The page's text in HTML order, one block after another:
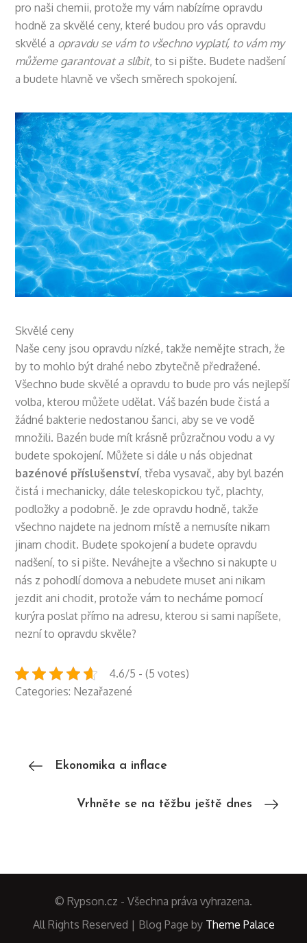
pro naši chemii, protože my vám nabízíme opravdu
hodně za skvělé ceny, které budou pro vás opravdu
skvělé a opravdu se vám to všechno vyplatí, to vám my
můžeme garantovat a slíbit, to si pište. Budete nadšení
a budete hlavně ve všech směrech spokojení.
Skvělé ceny
Naše ceny jsou opravdu nízké, takže nemějte strach, že
by to mohlo být drahé nebo zbytečně předražené.
Všechno bude skvělé a opravdu to bude pro vás nejlepší
volba, kterou můžete udělat. Váš bazén bude čistá a
žádné bakterie nedostanou šanci, aby se ve vodě
množili. Bazén bude mít krásně průzračnou vodu a vy
budete spokojení. Můžete si dále u nás objednat
bazénové příslušenství, třeba vysavač, aby byl bazén
čistá i mechanicky, dále teleskopickou tyč, plachty,
podložky a podobně. Je zde opravdu hodně, takže
všechno najdete na jednom místě a nemusíte nikam
jinam chodit. Budete spokojení a budete opravdu
nadšení, to si pište. Neváhejte a všechno si nakupte u
nás z pohodlí domova a nebudete muset ani nikam
jezdit ani chodit, protože vám to necháme pomocí
kurýra poslat přímo na adresu, kterou si sami napíšete,
nezní to opravdu skvěle?
4.6/5 - (5 votes)
Categories: Nezařazené
Navigace
Ekonomika a inflace
Vrhněte se na těžbu ještě dnes
© Rypson.cz - Všechna práva vyhrazena.
All Rights Reserved | Blog Page by Theme Palace